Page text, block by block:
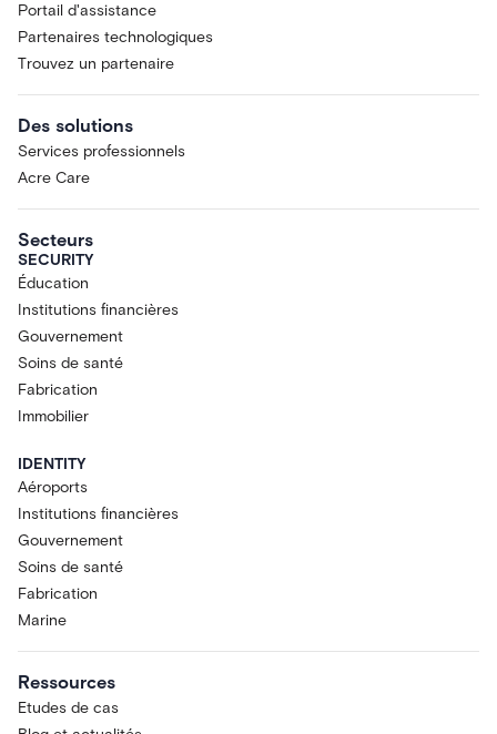
Portail d'assistance
Partenaires technologiques
Trouvez un partenaire
Des solutions
Services professionnels
Acre Care
Secteurs
SECURITY
Éducation
Institutions financières
Gouvernement
Soins de santé
Fabrication
Immobilier
IDENTITY
Aéroports
Institutions financières
Gouvernement
Soins de santé
Fabrication
Marine
Ressources
Etudes de cas